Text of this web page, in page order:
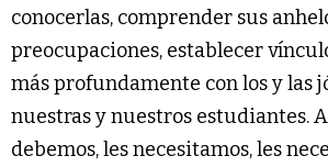
conocerlas, comprender sus
preocupaciones, establecer
más profundamente con los y las
nuestras y nuestros estudiantes.
debemos, les necesitamos, les